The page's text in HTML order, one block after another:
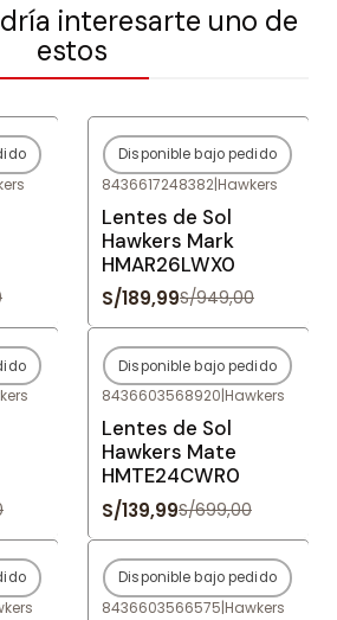
interesarte uno de
estos
-80%OFF
Agotado
Disponible bajo pedido
8436617248382|Hawkers
Lentes de Sol
Hawkers Mark
HMAR26LWX0
S/189,99S/949,00
-80%OFF
Agotado
Disponible bajo pedido
8436603568920|Hawkers
Lentes de Sol
Hawkers Mate
HMTE24CWR0
S/139,99S/699,00
-80%OFF
Agotado
Disponible bajo pedido
8436603566575|Hawkers